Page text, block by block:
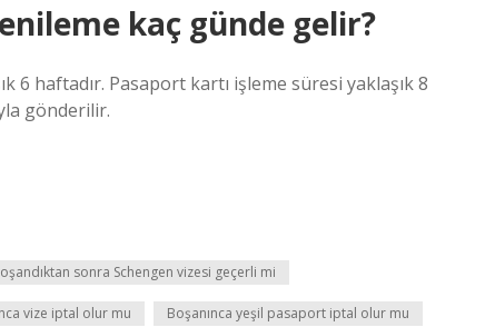
kaç günde gelir?
haftadır. Pasaport kartı işleme süresi yaklaşık 8
gönderilir.
sonra Schengen vizesi geçerli mi
vize iptal olur mu Boşanınca yeşil pasaport iptal olur mu